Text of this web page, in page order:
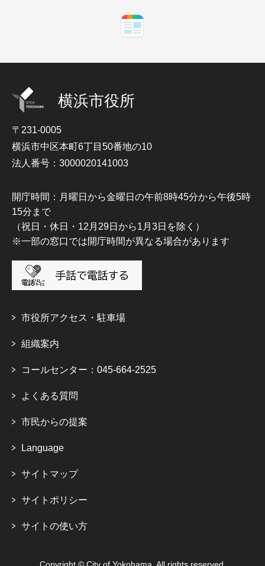
横浜市役所
〒231-0005
横浜市中区本町6丁目50番地の10
法人番号：3000020141003
開庁時間：月曜日から金曜日の午前8時45分から午後5時
15分まで
（祝日・休日・12月29日から1月3日を除く）
※一部の窓口では開庁時間が異なる場合があります
市役所アクセス・駐車場
組織案内
コールセンター：045-664-2525
よくある質問
市民からの提案
Language
サイトマップ
サイトポリシー
サイトの使い方